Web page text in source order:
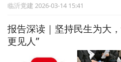
临沂党建 2026-03-14 15:41
报告深读｜坚持民生为大
更见人”